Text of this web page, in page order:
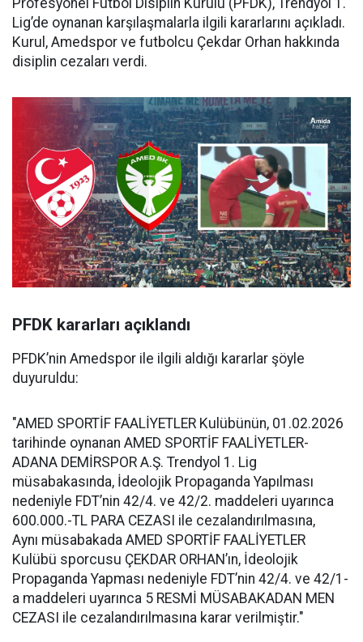
Profesyonel Futbol Disiplin Kurulu (PFDK), Trendyol 1.
Lig’de oynanan karşılaşmalarla ilgili kararlarını açıkladı.
Kurul, Amedspor ve futbolcu Çekdar Orhan hakkında
disiplin cezaları verdi.
PFDK kararları açıklandı
PFDK’nin Amedspor ile ilgili aldığı kararlar şöyle
duyuruldu:
"AMED SPORTİF FAALİYETLER Kulübünün, 01.02.2026
tarihinde oynanan AMED SPORTİF FAALİYETLER-
ADANA DEMİRSPOR A.Ş. Trendyol 1. Lig
müsabakasında, İdeolojik Propaganda Yapılması
nedeniyle FDT’nin 42/4. ve 42/2. maddeleri uyarınca
600.000.-TL PARA CEZASI ile cezalandırılmasına,
Aynı müsabakada AMED SPORTİF FAALİYETLER
Kulübü sporcusu ÇEKDAR ORHAN’ın, İdeolojik
Propaganda Yapması nedeniyle FDT’nin 42/4. ve 42/1-
a maddeleri uyarınca 5 RESMİ MÜSABAKADAN MEN
CEZASI ile cezalandırılmasına karar verilmiştir."